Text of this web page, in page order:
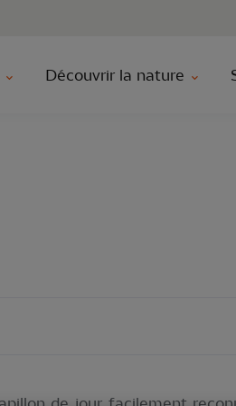
Aller à
Découvrir la nature